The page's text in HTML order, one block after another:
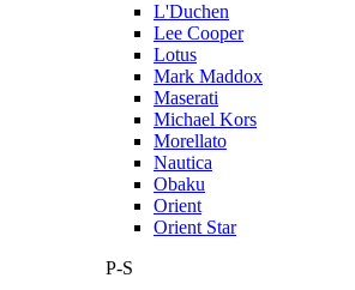
L'Duchen
Lee Cooper
Lotus
Mark Maddox
Maserati
Michael Kors
Morellato
Nautica
Obaku
Orient
Orient Star
P-S